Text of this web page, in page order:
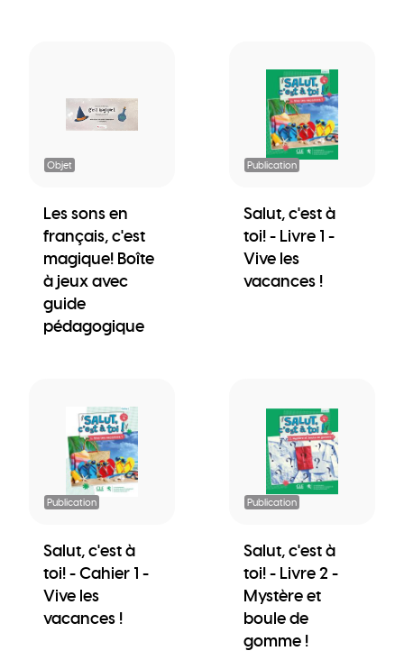
Objet
Les sons en
français, c'est
magique! Boîte
à jeux avec
guide
pédagogique
Publication
Salut, c'est à
toi! - Livre 1 -
Vive les
vacances !
Publication
Salut, c'est à
toi! - Cahier 1 -
Vive les
vacances !
Publication
Salut, c'est à
toi! - Livre 2 -
Mystère et
boule de
gomme !